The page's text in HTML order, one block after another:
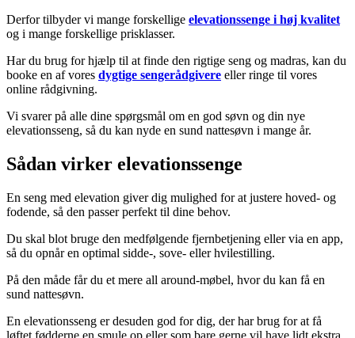
Derfor tilbyder vi mange forskellige elevationssenge i høj kvalitet
og i mange forskellige prisklasser.
Har du brug for hjælp til at finde den rigtige seng og madras, kan du
booke en af vores dygtige sengerådgivere eller ringe til vores
online rådgivning.
Vi svarer på alle dine spørgsmål om en god søvn og din nye
elevationsseng, så du kan nyde en sund nattesøvn i mange år.
Sådan virker elevationssenge
En seng med elevation giver dig mulighed for at justere hoved- og
fodende, så den passer perfekt til dine behov.
Du skal blot bruge den medfølgende fjernbetjening eller via en app,
så du opnår en optimal sidde-, sove- eller hvilestilling.
På den måde får du et mere all around-møbel, hvor du kan få en
sund nattesøvn.
En elevationsseng er desuden god for dig, der har brug for at få
løftet fødderne en smule op eller som bare gerne vil have lidt ekstra